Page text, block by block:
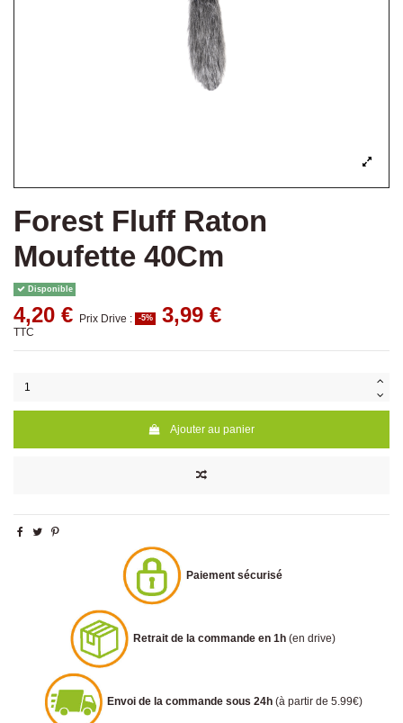
Forest Fluff Raton
Moufette 40Cm
Disponible
4,20 € Prix Drive : -5% 3,99 €
TTC
Ajouter au panier
Paiement sécurisé
Retrait de la commande en 1h (en drive)
Envoi de la commande sous 24h (à partir de 5.99€)